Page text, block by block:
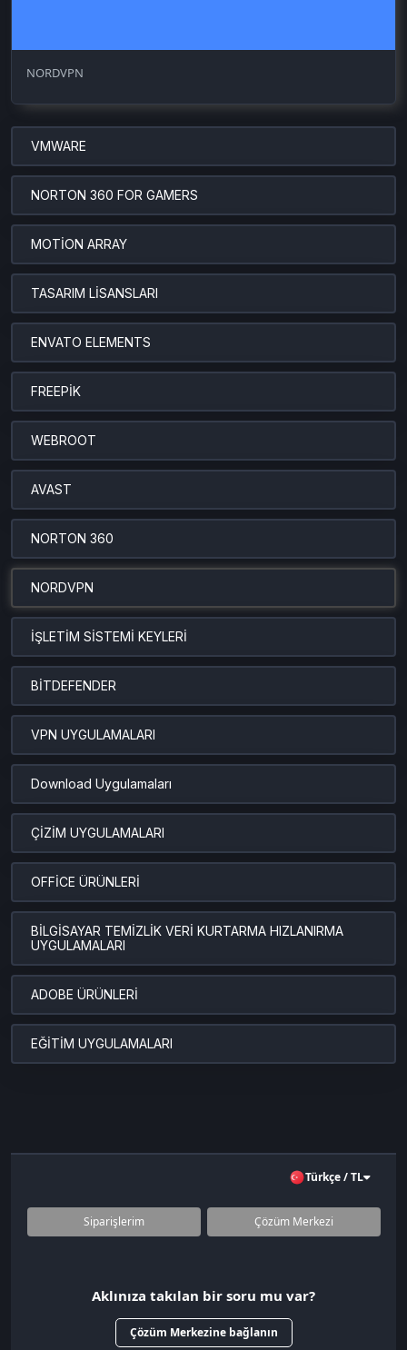
NORDVPN
VMWARE
NORTON 360 FOR GAMERS
MOTİON ARRAY
TASARIM LİSANSLARI
ENVATO ELEMENTS
FREEPİK
WEBROOT
AVAST
NORTON 360
NORDVPN
İŞLETİM SİSTEMİ KEYLERİ
BİTDEFENDER
VPN UYGULAMALARI
Download Uygulamaları
ÇİZİM UYGULAMALARI
OFFİCE ÜRÜNLERİ
BİLGİSAYAR TEMİZLİK VERİ KURTARMA HIZLANIRMA
UYGULAMALARI
ADOBE ÜRÜNLERİ
EĞİTİM UYGULAMALARI
Türkçe / TL
Siparişlerim Çözüm Merkezi
Aklınıza takılan bir soru mu var?
Çözüm Merkezine bağlanın